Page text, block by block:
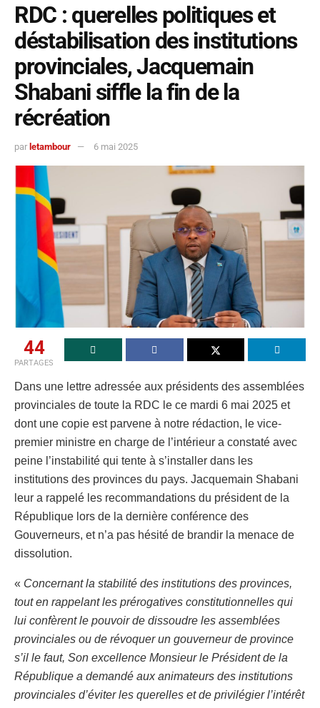
RDC : querelles politiques et
déstabilisation des institutions
provinciales, Jacquemain
Shabani siffle la fin de la
récréation
par letambour 6 mai 2025
44
PARTAGES
Dans une lettre adressée aux présidents des assemblées
provinciales de toute la RDC le ce mardi 6 mai 2025 et
dont une copie est parvene à notre rédaction, le vice-
premier ministre en charge de l’intérieur a constaté avec
peine l’instabilité qui tente à s’installer dans les
institutions des provinces du pays. Jacquemain Shabani
leur a rappelé les recommandations du président de la
République lors de la dernière conférence des
Gouverneurs, et n’a pas hésité de brandir la menace de
dissolution.
« Concernant la stabilité des institutions des provinces,
tout en rappelant les prérogatives constitutionnelles qui
lui confèrent le pouvoir de dissoudre les assemblées
provinciales ou de révoquer un gouverneur de province
s’il le faut, Son excellence Monsieur le Président de la
République a demandé aux animateurs des institutions
provinciales d’éviter les querelles et de privilégier l’intérêt